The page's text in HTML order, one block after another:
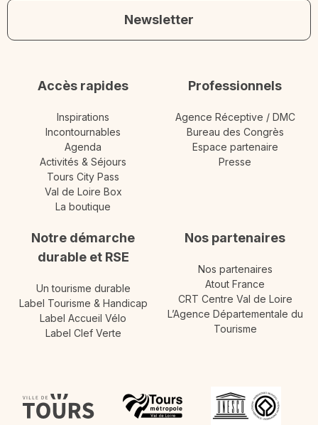
Newsletter
Accès rapides
Inspirations
Incontournables
Agenda
Activités & Séjours
Tours City Pass
Val de Loire Box
La boutique
Professionnels
Agence Réceptive / DMC
Bureau des Congrès
Espace partenaire
Presse
Notre démarche
durable et RSE
Un tourisme durable
Label Tourisme & Handicap
Label Accueil Vélo
Label Clef Verte
Nos partenaires
Nos partenaires
Atout France
CRT Centre Val de Loire
L’Agence Départementale du
Tourisme